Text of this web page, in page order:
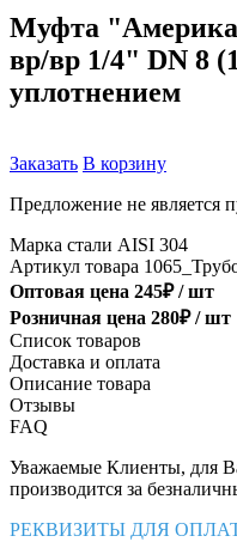
Муфта
вр/вр 1/4" DN 8
уплотнением
Заказать В корзину
Предложение не является
Марка стали AISI 304
Артикул товара
Оптовая цена 245₽ /шт
Розничная цена 280₽ /шт
Список товаров
Доставка и оплата
Описание товара
Отзывы
FAQ
Уважаемые Клиенты, для
производится за
РЕКВИЗИТЫ ДЛЯ